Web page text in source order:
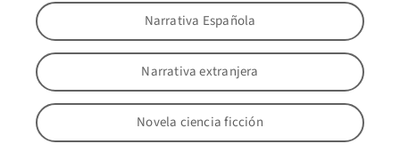
Narrativa Española
Narrativa extranjera
Novela ciencia ficción